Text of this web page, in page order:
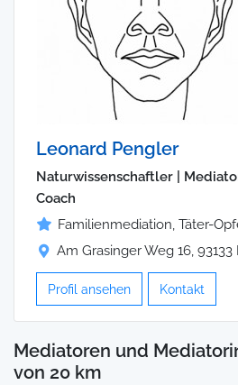
Leonard Pengler
Naturwissenschaftler |
Coach
Familienmediation, Täter-
Am Grasinger Weg 16,
Profil ansehen Kontakt
Mediatoren und
von 20 km